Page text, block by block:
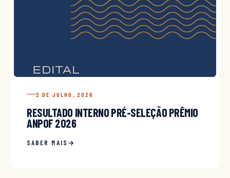
2 DE JULHO, 2026
RESULTADO INTERNO PRÉ-SELEÇÃO PRÊMIO
ANPOF 2026
SABER MAIS